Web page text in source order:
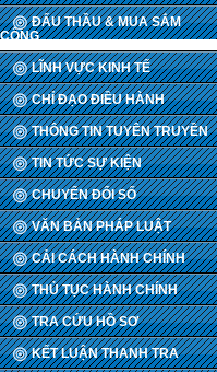
ĐẤU THẦU & MUA SẮM
CÔNG
LĨNH VỰC KINH TẾ
CHỈ ĐẠO ĐIỀU HÀNH
THÔNG TIN TUYÊN TRUYỀN
TIN TỨC SỰ KIỆN
CHUYỂN ĐỔI SỐ
VĂN BẢN PHÁP LUẬT
CẢI CÁCH HÀNH CHÍNH
THỦ TỤC HÀNH CHÍNH
TRA CỨU HỒ SƠ
KẾT LUẬN THANH TRA